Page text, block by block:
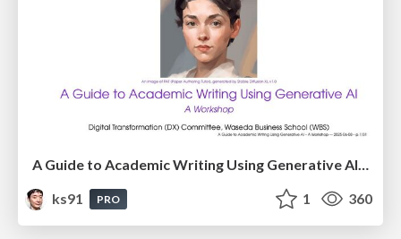
ks91
PRO 1 360